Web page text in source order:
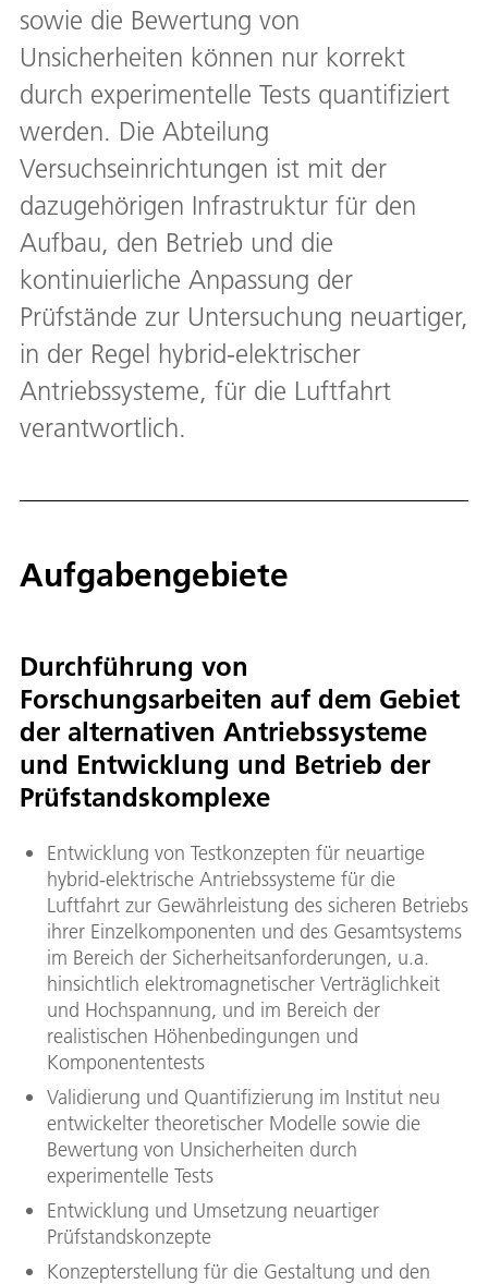
sowie die Bewertung von
Unsicherheiten können nur korrekt
durch experimentelle Tests quantifiziert
werden. Die Abteilung
Versuchseinrichtungen ist mit der
dazugehörigen Infrastruktur für den
Aufbau, den Betrieb und die
kontinuierliche Anpassung der
Prüfstände zur Untersuchung neuartiger,
in der Regel hybrid-elektrischer
Antriebssysteme, für die Luftfahrt
verantwortlich.
Aufgabengebiete
Durchführung von
Forschungsarbeiten auf dem Gebiet
der alternativen Antriebssysteme
und Entwicklung und Betrieb der
Prüfstandskomplexe
Entwicklung von Testkonzepten für neuartige
hybrid-elektrische Antriebssysteme für die
Luftfahrt zur Gewährleistung des sicheren Betriebs
ihrer Einzelkomponenten und des Gesamtsystems
im Bereich der Sicherheitsanforderungen, u.a.
hinsichtlich elektromagnetischer Verträglichkeit
und Hochspannung, und im Bereich der
realistischen Höhenbedingungen und
Komponententests
Validierung und Quantifizierung im Institut neu
entwickelter theoretischer Modelle sowie die
Bewertung von Unsicherheiten durch
experimentelle Tests
Entwicklung und Umsetzung neuartiger
Prüfstandskonzepte
Konzepterstellung für die Gestaltung und den